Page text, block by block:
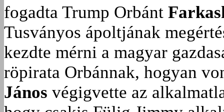
fogadta Trump Orbánt
Tusványos ápoltjának
kezdte mérni a magyar
röpirata Orbánnak, hogyan
János végigvette az